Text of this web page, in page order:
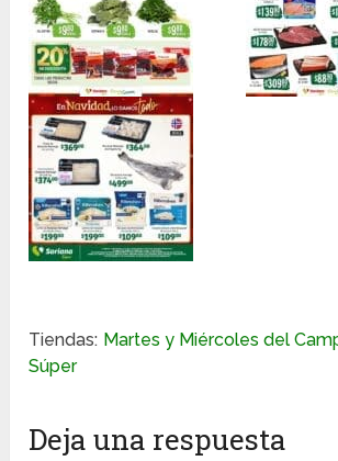
Tiendas: Martes y Miércoles del
Súper
Deja una respuesta